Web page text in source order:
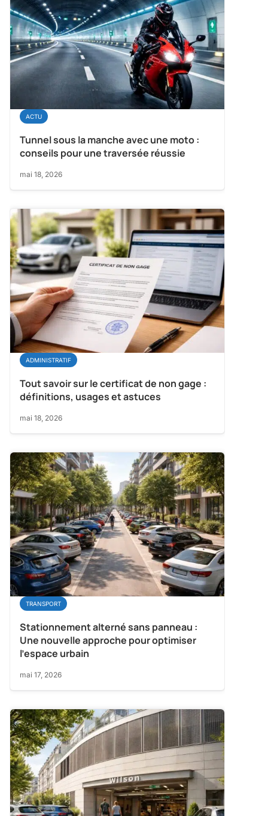
ACTU
Tunnel sous la manche avec une moto :
conseils pour une traversée réussie
mai 18, 2026
ADMINISTRATIF
Tout savoir sur le certificat de non gage :
définitions, usages et astuces
mai 18, 2026
TRANSPORT
Stationnement alterné sans panneau :
Une nouvelle approche pour optimiser
l’espace urbain
mai 17, 2026